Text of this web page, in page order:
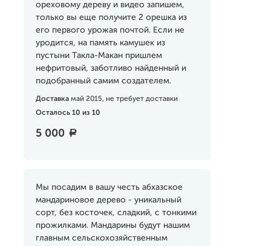
ореховому дереву и видео запишем,
только вы еще получите 2 орешка из
его первого урожая почтой. Если не
уродится, на память камушек из
пустыни Такла-Макан пришлем
нефритовый, заботливо найденный и
подобранный самим создателем.
Доставка май 2015, не требует доставки
Осталось 10 из 10
5 000 a
Мы посадим в вашу честь абхазское
мандариновое дерево - уникальный
сорт, без косточек, сладкий, с тонкими
прожилками. Мандарины будут нашим
главным сельскохозяйственным